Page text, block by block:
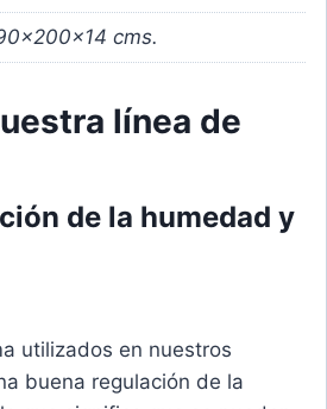
cms.
línea de
de la humedad y
utilizados en nuestros
buena regulación de la